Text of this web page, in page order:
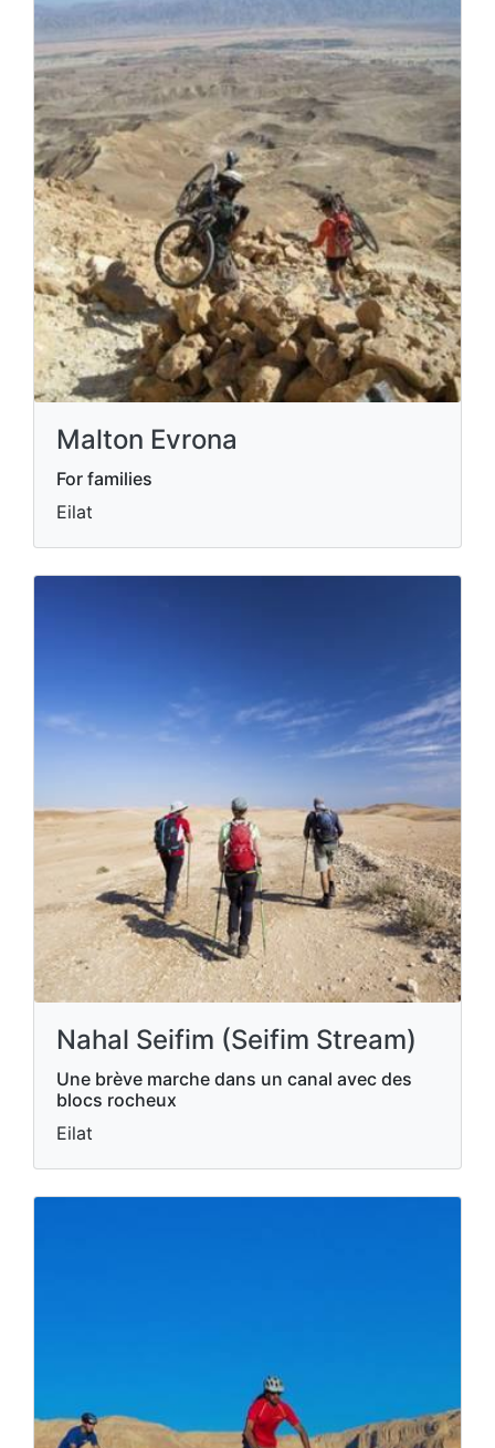
Malton Evrona
For families
Eilat
Nahal Seifim (Seifim Stream)
Une brève marche dans un canal avec des
blocs rocheux
Eilat